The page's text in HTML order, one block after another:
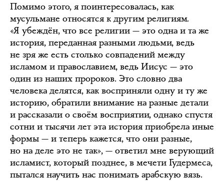
Помимо этого, я поинтересовалась, как
мусульмане относятся к другим религиям.
«Я убеждён, что все религии — это одна и та же
история, переданная разными людьми, ведь
не зря же есть столько совпадений между
исламом и православием, ведь Иисус — это
один из наших пророков. Это словно два
человека делятся, как восприняли одну и ту же
историю, обратили внимание на разные детали
и рассказали о своём восприятии, однако спустя
сотни и тысячи лет эта история приобрела иные
формы — и теперь кажется, что они разные,
но на деле это не так», — ответил мне верующий
исламист, который позднее, в мечети Гудермеса,
пытался научить нас понимать арабскую вязь.